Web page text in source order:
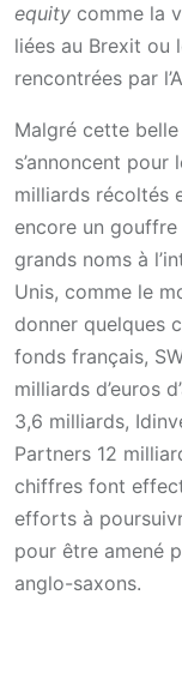
equity comme la
liées au Brexit ou
rencontrées par
Malgré cette
s’annoncent
milliards récoltés
encore un
grands noms à
Unis, comme le
donner quelques
fonds français,
milliards d’euros
3,6 milliards,
Partners 12
chiffres font
efforts à
pour être amené
anglo-saxons.